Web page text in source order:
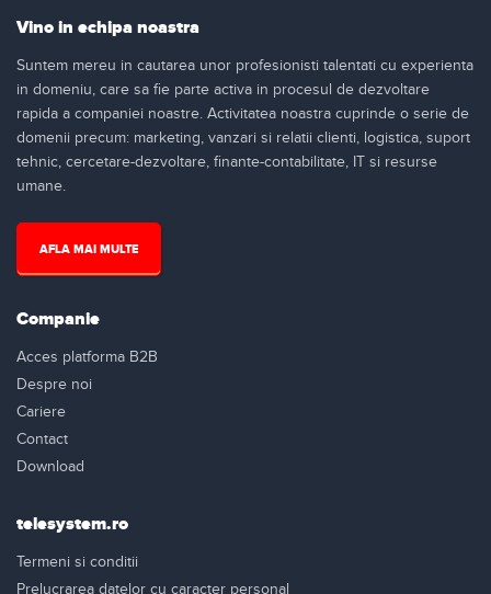
Vino in echipa noastra
Suntem mereu in cautarea unor profesionisti talentati cu experienta
in domeniu, care sa fie parte activa in procesul de dezvoltare
rapida a companiei noastre. Activitatea noastra cuprinde o serie de
domenii precum: marketing, vanzari si relatii clienti, logistica, suport
tehnic, cercetare-dezvoltare, finante-contabilitate, IT si resurse
umane.
AFLA MAI MULTE
Companie
Acces platforma B2B
Despre noi
Cariere
Contact
Download
telesystem.ro
Termeni si conditii
Prelucrarea datelor cu caracter personal